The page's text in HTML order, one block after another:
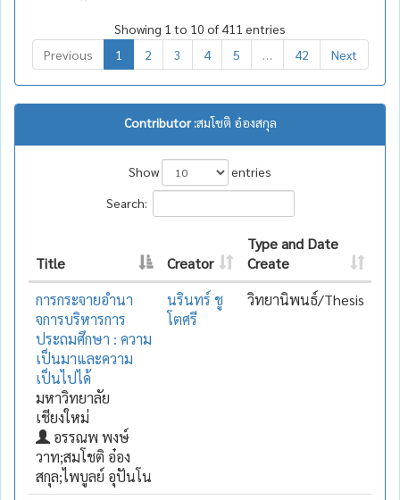
Showing 1 to 10 of 411 entries
Previous
1 2 3 4 5 42 Next
Contributor :สมโชติ อ๋องสกุล
Show
entries
Search:
Title Creator
Type and Date
Create
การกระจายอำนา
จการบริหารการ
ประถมศึกษา : ความ
เป็นมาและความ
เป็นไปได้
มหาวิทยาลัย
เชียงใหม่
อรรณพ พงษ์
วาท;สมโชติ อ๋อง
สกุล;ไพบูลย์ อุปันโน
นรินทร์ ชู
โตศรี
วิทยานิพนธ์/Thesis